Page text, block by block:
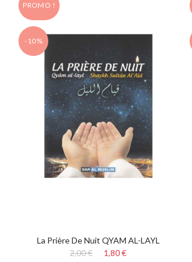
PROMO !
-10%
La Prière De Nuit QYAM AL-LAYL
2,00 €
1,80 €